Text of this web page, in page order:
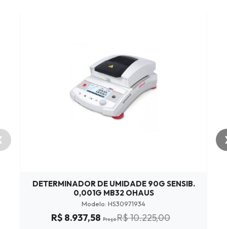
DETERMINADOR DE UMIDADE 90G SENSIB.
0,001G MB32 OHAUS
Modelo: HS30971934
R$ 8.937,58 PreçoR$ 10.225,00